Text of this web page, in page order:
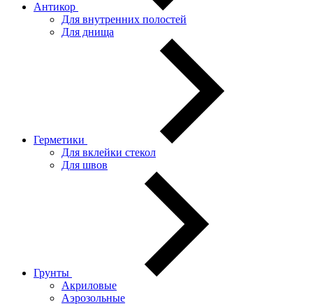
Антикор
Для внутренних полостей
Для днища
Герметики
Для вклейки стекол
Для швов
Грунты
Акриловые
Аэрозольные